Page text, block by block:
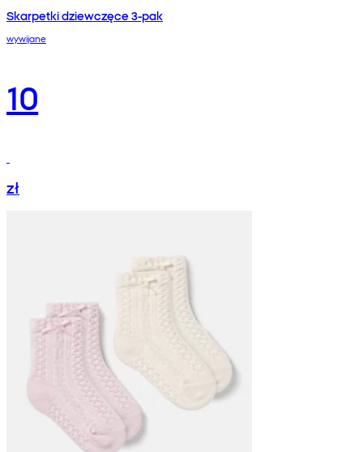
Skarpetki dziewczęce 3-pak
wywijane
10
zł